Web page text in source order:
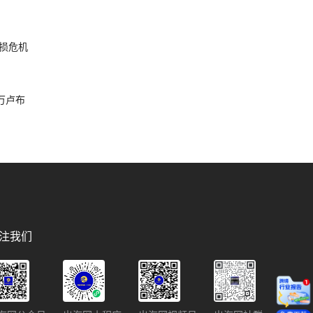
危机
卢布
我们